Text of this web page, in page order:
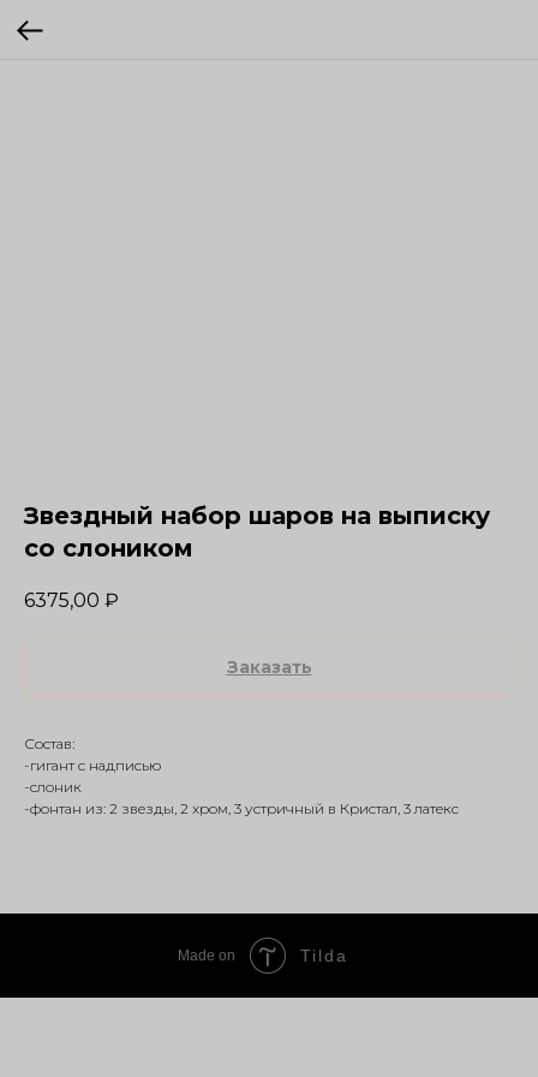
Звездный набор шаров на выписку
со слоником
6375,00 ₽
Заказать
Состав:
-гигант с надписью
-слоник
-фонтан из: 2 звезды, 2 хром, 3 устричный в Кристал, 3 латекс
Made on Tilda